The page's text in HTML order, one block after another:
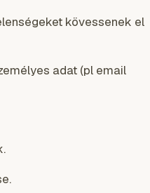
kövessenek el
adat (pl email